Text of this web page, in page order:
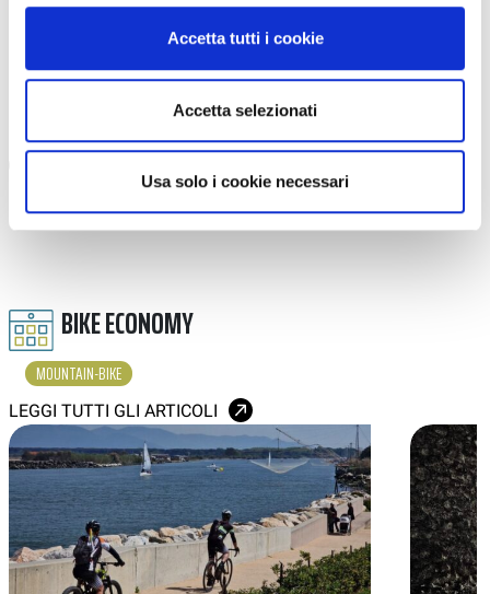
Accetta tutti i cookie
Accetta selezionati
Usa solo i cookie necessari
A San Vigilio di Marebbe spicca la struttura dell’Ama Stay.
“workaction” […]
BIKE ECONOMY
MOUNTAIN-BIKE
LEGGI TUTTI GLI ARTICOLI